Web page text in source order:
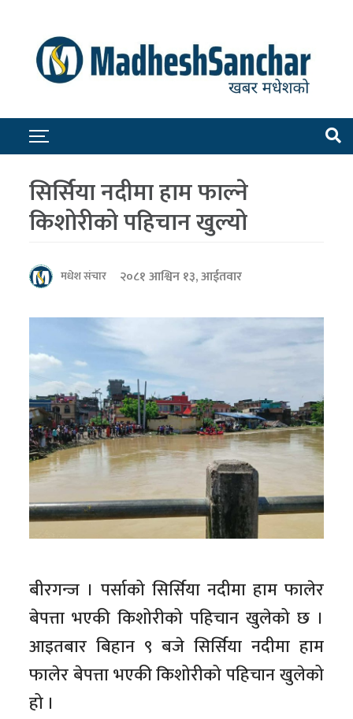
सिर्सिया नदीमा हाम फाल्ने
किशोरीको पहिचान खुल्यो
मधेश संचार २०८१ आश्विन १३, आईतवार
बीरगन्ज । पर्साको सिर्सिया नदीमा हाम फालेर
बेपत्ता भएकी किशोरीको पहिचान खुलेको छ ।
आइतबार बिहान ९ बजे सिर्सिया नदीमा हाम
फालेर बेपत्ता भएकी किशोरीको पहिचान खुलेको
हो ।